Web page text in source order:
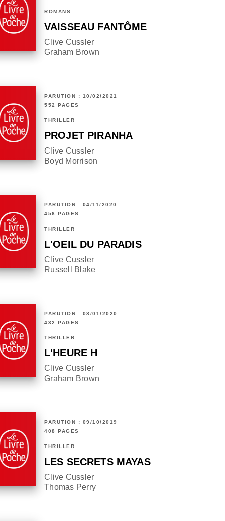
ROMANS
VAISSEAU FANTÔME
Clive Cussler
Graham Brown
PARUTION : 10/02/2021
552 PAGES
THRILLER
PROJET PIRANHA
Clive Cussler
Boyd Morrison
PARUTION : 04/11/2020
456 PAGES
THRILLER
L'OEIL DU PARADIS
Clive Cussler
Russell Blake
PARUTION : 08/01/2020
432 PAGES
THRILLER
L'HEURE H
Clive Cussler
Graham Brown
PARUTION : 09/10/2019
408 PAGES
THRILLER
LES SECRETS MAYAS
Clive Cussler
Thomas Perry